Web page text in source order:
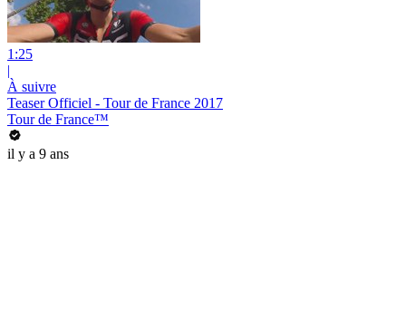
1:25
|
À suivre
Teaser Officiel - Tour de France 2017
Tour de France™
il y a 9 ans